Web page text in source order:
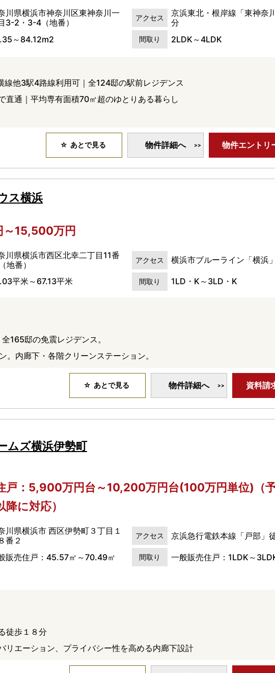
川県横浜市神奈川区東神奈川一
3-2・3-4（地番）
アクセス
京浜東北・根岸線「東神奈
分
～84.12m2 間取り 2LDK～4LDK
他3駅4路線利用可｜全124邸の駅前レジデンス
直通｜平均専有面積70㎡超のゆとりある暮らし
あとで見る 物件詳細へ 物件エントリ
ス横浜
～15,500万円
川県横浜市西区北幸二丁目11番
地番）
アクセス 横浜市ブルーライン「横浜
平米～67.13平米 間取り 1LD・K～3LD・K
165邸の免震レジデンス。
。内廊下・各階クリーンステーション。
あとで見る 物件詳細へ 資料請
ムズ横浜伊勢町
戸：5,900万円台～10,200万円台(100万円単位)（予
に対応）
川県横浜市 西区伊勢町３丁目１
番２
アクセス 京浜急行電鉄本線「戸部」
販売住戸：45.57㎡～70.49㎡ 間取り 一般販売住戸：1LDK～
徒歩１８分
リエーション、プライバシー性を高める内廊下設計